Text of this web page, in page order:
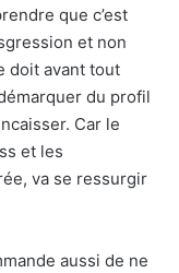
que c’est
et non
doit avant tout
du profil
Car le
et les
va se ressurgir
aussi de ne